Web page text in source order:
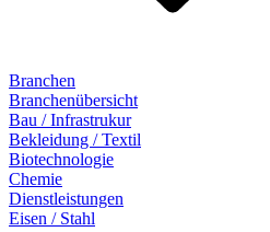
Branchen
Branchenübersicht
Bau / Infrastrukur
Bekleidung / Textil
Biotechnologie
Chemie
Dienstleistungen
Eisen / Stahl